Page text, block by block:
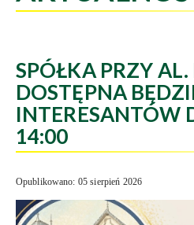
SPÓŁKA PRZY AL.
DOSTĘPNA
INTERESANTÓW
14:00
Opublikowano: 05 sierpień 2026